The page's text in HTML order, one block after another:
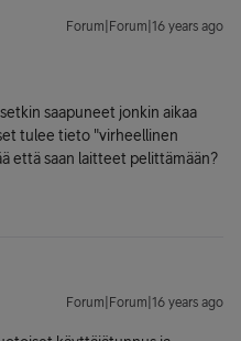
Forum|Forum|16 years ago
saapuneet jonkin aikaa
tulee tieto "virheellinen
että saan laitteet pelittämään?
Forum|Forum|16 years ago